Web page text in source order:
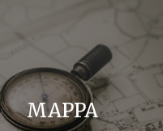
MAPPA